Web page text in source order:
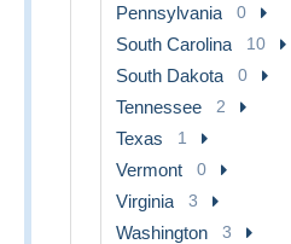
Pennsylvania 0
South Carolina 10
South Dakota 0
Tennessee 2
Texas 1
Vermont 0
Virginia 3
Washington 3